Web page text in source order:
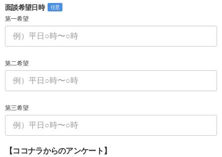
面談希望日時 任意
第一希望
第二希望
第三希望
【ココナラからのアンケート】